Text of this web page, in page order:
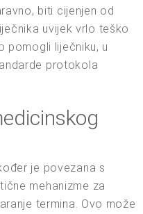
biti cijenjen od
uvijek vrlo teško
pomogli liječniku, u
protokola
je povezana s
mehanizme za
termina. Ovo može